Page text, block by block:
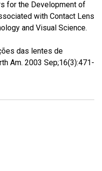
for the Development of
with Contact Lens
and Visual Science.
das lentes de
Am. 2003 Sep;16(3):471-